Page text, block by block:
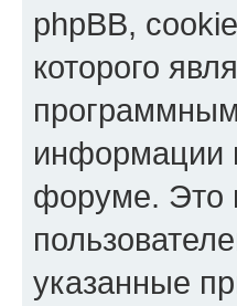
phpBB,
которого
информации
форуме. Это
указанные